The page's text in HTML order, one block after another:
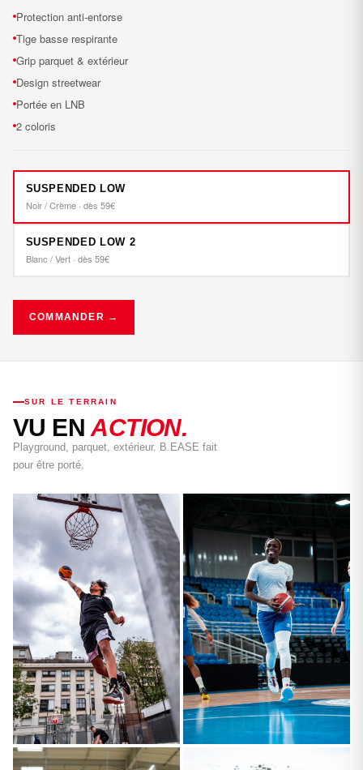
Protection anti-entorse
Tige basse respirante
Grip parquet & extérieur
Design streetwear
Portée en LNB
2 coloris
SUSPENDED LOW
Noir / Crème · dès 59€
SUSPENDED LOW 2
Blanc / Vert · dès 59€
COMMANDER →
SUR LE TERRAIN
VU ENACTION.
Playground, parquet, extérieur. B.EASE fait
pour être porté.